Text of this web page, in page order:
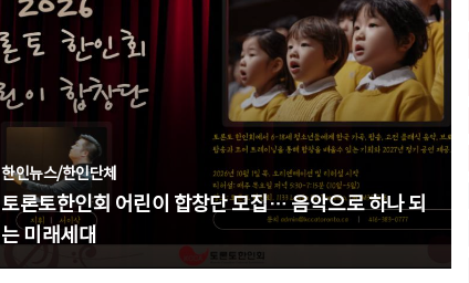
한인뉴스/한인단체
토론토한인회 어린이 합창단 모집… 음악으로 하나 되
는 미래세대